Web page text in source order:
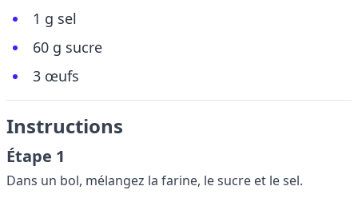
1 g sel
60 g sucre
3 œufs
Instructions
Étape 1
Dans un bol, mélangez la farine, le sucre et le sel.